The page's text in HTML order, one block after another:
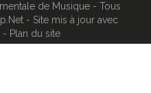
de Musique - Tous
- Site mis à jour avec
- Plan du site